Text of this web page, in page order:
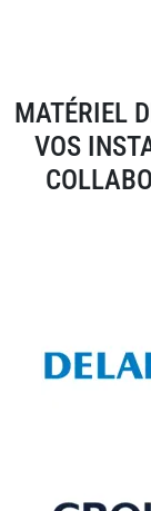
MATÉRIEL
VOS